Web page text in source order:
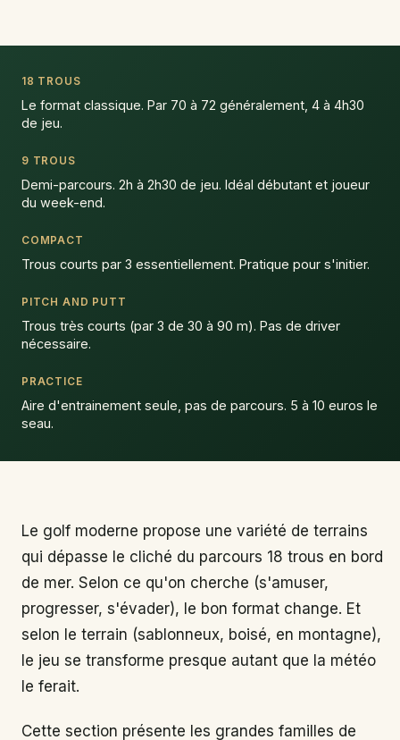
18 TROUS
Le format classique. Par 70 à 72 généralement, 4 à 4h30
de jeu.
9 TROUS
Demi-parcours. 2h à 2h30 de jeu. Idéal débutant et joueur
du week-end.
COMPACT
Trous courts par 3 essentiellement. Pratique pour s'initier.
PITCH AND PUTT
Trous très courts (par 3 de 30 à 90 m). Pas de driver
nécessaire.
PRACTICE
Aire d'entrainement seule, pas de parcours. 5 à 10 euros le
seau.
Le golf moderne propose une variété de terrains
qui dépasse le cliché du parcours 18 trous en bord
de mer. Selon ce qu'on cherche (s'amuser,
progresser, s'évader), le bon format change. Et
selon le terrain (sablonneux, boisé, en montagne),
le jeu se transforme presque autant que la météo
le ferait.
Cette section présente les grandes familles de